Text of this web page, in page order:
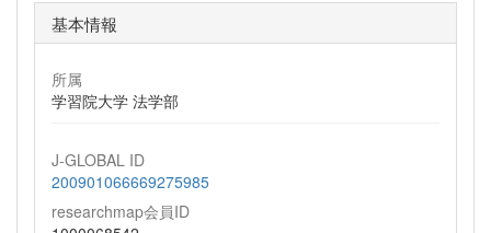
基本情報
所属
学習院大学 法学部
J-GLOBAL ID
200901066669275985
researchmap会員ID